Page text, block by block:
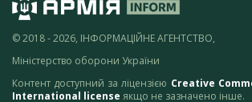
© 2018 - 2026, ІНФОРМАЦІЙНЕ АГЕНТСТВО,
Міністерство оборони України
Контент доступний за ліцензією Creative
International license якщо не зазначено інше.